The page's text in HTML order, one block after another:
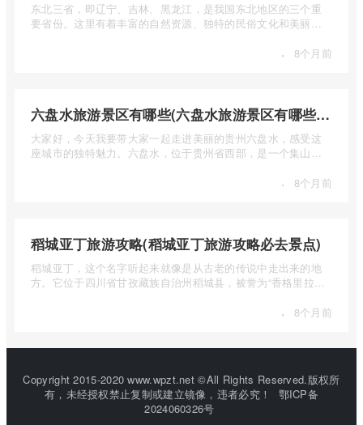
东北三省，即辽宁、吉林、黑龙江，是我国东北地区的三个重
要省份。这里有着丰富的自然资源、独特的民俗文化和美丽的
· 8个月前
六盘水旅游景区有哪些(六盘水旅游景区有哪些景点值得去)
大家好，今天我要带大家一起走进美丽的贵州六盘水，感受这
座城市的独特魅力。六盘水，位于贵州省西部，是一个集山水
· 8个月前
稻城亚丁旅游攻略(稻城亚丁旅游攻略必去景点)
稻城亚丁，这个名字听起来就像是从古老的传说中走出来的地
方。它位于四川省甘孜藏族自治州稻城县，被誉为“香格里拉的
· 8个月前
Copyright 2015-2020 www.wpzt.net ©All Rights Reserved.版权所
有，未经授权禁止复制或建立镜像，违者必究！
鄂ICP备
2024060326号